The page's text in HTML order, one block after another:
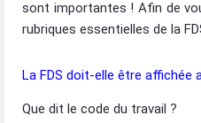
sont importantes ! Afin de
rubriques essentielles de la
La FDS doit-elle être affichée
Que dit le code du travail ?